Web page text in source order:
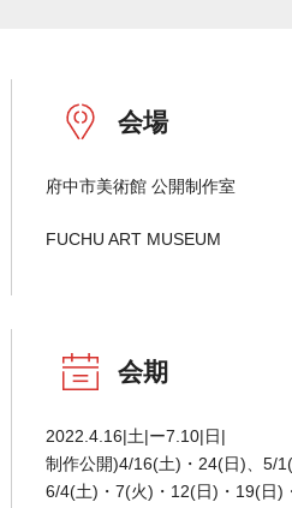
会場
府中市美術館 公開制作室
FUCHU ART MUSEUM
会期
2022.4.16|土|ー7.10|日|
制作公開)4/16(土)・24(日)、5/
6/4(土)・7(火)・12(日)・19(日)